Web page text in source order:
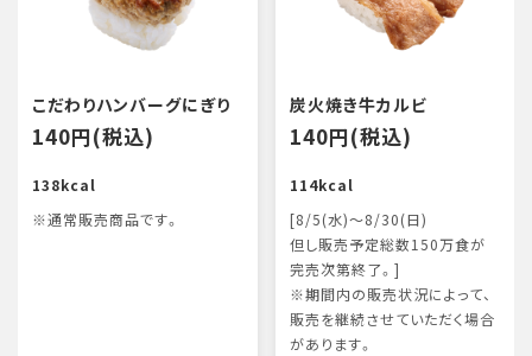
こだわりハンバーグにぎり
140円(税込)
138kcal
※通常販売商品です。
炭火焼き牛カルビ
140円(税込)
114kcal
[8/5(水)～8/30(日)
但し販売予定総数150万食が
完売次第終了。]
※期間内の販売状況によって、
販売を継続させていただく場合
があります。